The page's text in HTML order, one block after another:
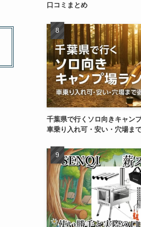
口コミまとめ
千葉県で行くソロ向きキャン
車乗り入れ可・安い・穴場ま